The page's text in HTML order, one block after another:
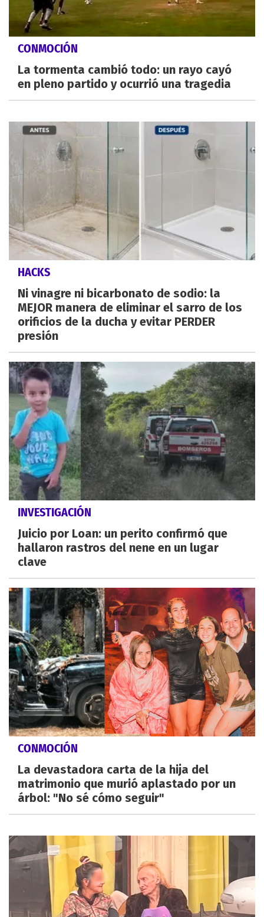
CONMOCIÓN
La tormenta cambió todo: un rayo cayó
en pleno partido y ocurrió una tragedia
HACKS
Ni vinagre ni bicarbonato de sodio: la
MEJOR manera de eliminar el sarro de los
orificios de la ducha y evitar PERDER
presión
INVESTIGACIÓN
Juicio por Loan: un perito confirmó que
hallaron rastros del nene en un lugar
clave
CONMOCIÓN
La devastadora carta de la hija del
matrimonio que murió aplastado por un
árbol: "No sé cómo seguir"